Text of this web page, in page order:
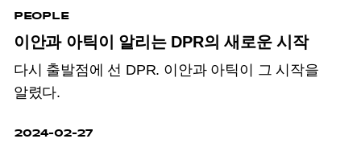
PEOPLE
이안과 아틱이 알리는 DPR의 새로운 시작
다시 출발점에 선 DPR. 이안과 아틱이 그 시작을
알렸다.
2024-02-27